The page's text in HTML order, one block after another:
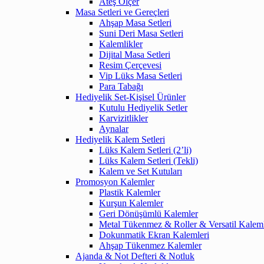
Masa Setleri ve Gereçleri
Ahşap Masa Setleri
Suni Deri Masa Setleri
Kalemlikler
Dijital Masa Setleri
Resim Çerçevesi
Vip Lüks Masa Setleri
Para Tabağı
Hediyelik Set-Kişisel Ürünler
Kutulu Hediyelik Setler
Karvizitlikler
Aynalar
Hediyelik Kalem Setleri
Lüks Kalem Setleri (2’li)
Lüks Kalem Setleri (Tekli)
Kalem ve Set Kutuları
Promosyon Kalemler
Plastik Kalemler
Kurşun Kalemler
Geri Dönüşümlü Kalemler
Metal Tükenmez & Roller & Versatil
Dokunmatik Ekran Kalemleri
Ahşap Tükenmez Kalemler
Ajanda & Not Defteri & Notluk